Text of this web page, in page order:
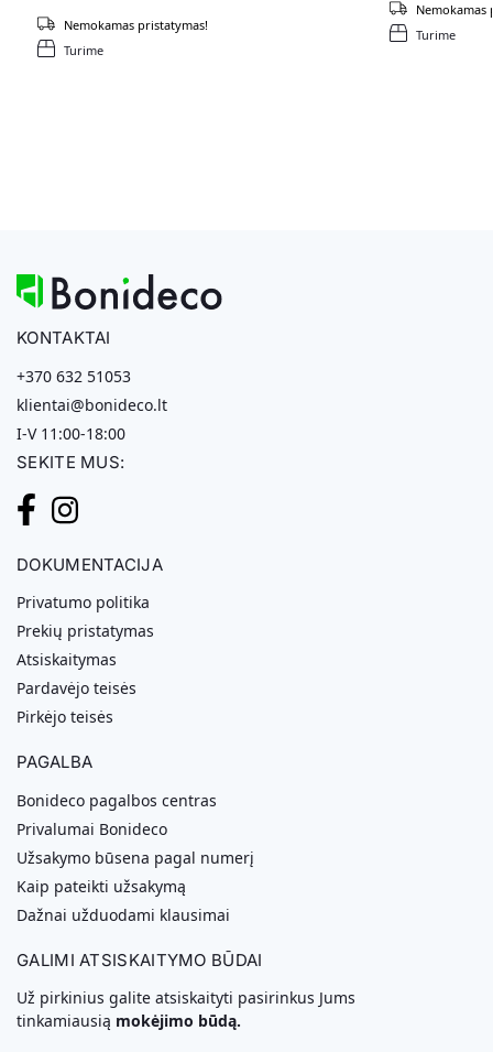
Turime
Nemokamas pristatymas!
Turime
Nemokamas
KONTAKTAI
+370 632 51053
klientai@bonideco.lt
I-V 11:00-18:00
SEKITE MUS:
DOKUMENTACIJA
Privatumo politika
Prekių pristatymas
Atsiskaitymas
Pardavėjo teisės
Pirkėjo teisės
PAGALBA
Bonideco pagalbos centras
Privalumai Bonideco
Užsakymo būsena pagal numerį
Kaip pateikti užsakymą
Dažnai užduodami klausimai
GALIMI ATSISKAITYMO BŪDAI
Už pirkinius galite atsiskaityti pasirinkus Jums
tinkamiausią mokėjimo būdą.